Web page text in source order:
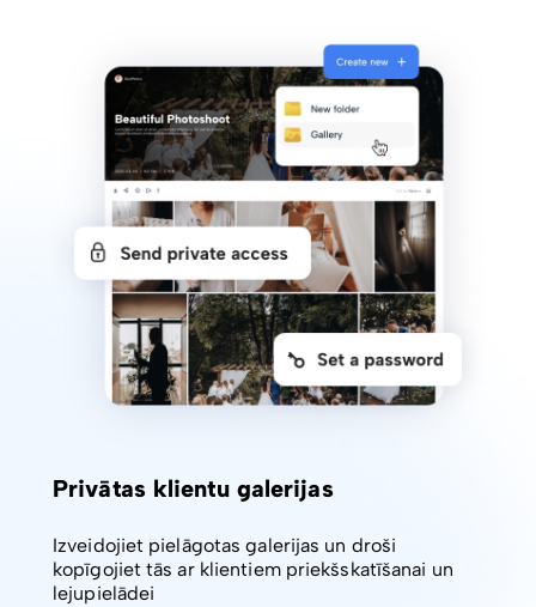
Privātas klientu galerijas
Izveidojiet pielāgotas galerijas un droši
kopīgojiet tās ar klientiem priekšskatīšanai un
lejupielādei